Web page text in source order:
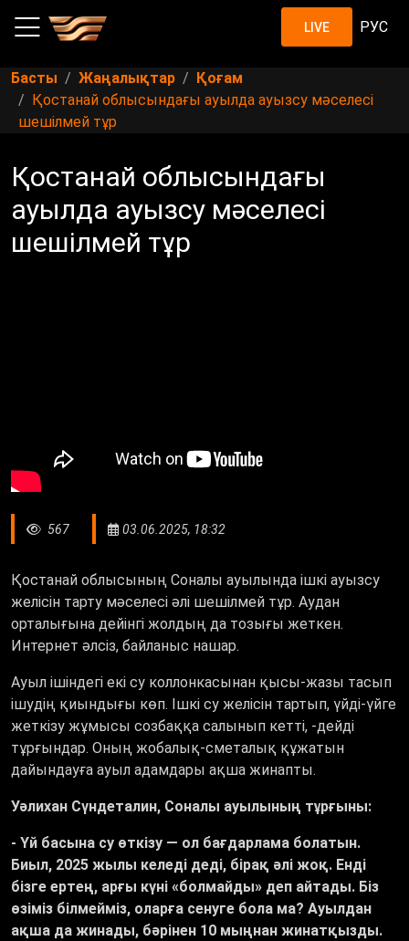
LIVE РУС
Басты Жаңалықтар
Қоғам
Қостанай облысындағы ауылда ауызсу мәселесі
шешілмей тұр
Қостанай облысындағы
ауылда ауызсу мәселесі
шешілмей тұр
567 03.06.2025, 18:32
Қостанай облысының Соналы ауылында ішкі ауызсу
желісін тарту мәселесі әлі шешілмей тұр. Аудан
орталығына дейінгі жолдың да тозығы жеткен.
Интернет әлсіз, байланыс нашар.
Ауыл ішіндегі екі су коллонкасынан қысы-жазы тасып
ішудің қиындығы көп. Ішкі су желісін тартып, үйді-үйге
жеткізу жұмысы созбаққа салынып кетті, -дейді
тұрғындар. Оның жобалық-сметалық құжатын
дайындауға ауыл адамдары ақша жинапты.
Уәлихан Сүндеталин, Соналы ауылының тұрғыны:
- Үй басына су өткізу — ол бағдарлама болатын.
Биыл, 2025 жылы келеді деді, бірақ әлі жоқ. Енді
бізге ертең, арғы күні «болмайды» деп айтады. Біз
өзіміз білмейміз, оларға сенуге бола ма? Ауылдан
ақша да жинады, бәрінен 10 мыңнан жинатқызды.